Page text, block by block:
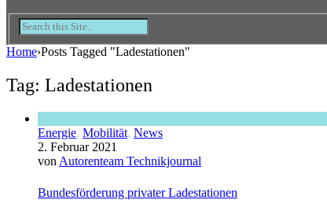
Home›Posts Tagged "Ladestationen"
Tag: Ladestationen
Energie, Mobilität, News
2. Februar 2021
von Autorenteam Technikjournal
Bundesförderung privater Ladestationen